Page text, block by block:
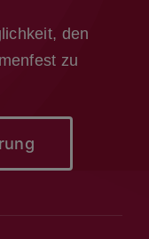
den
zu